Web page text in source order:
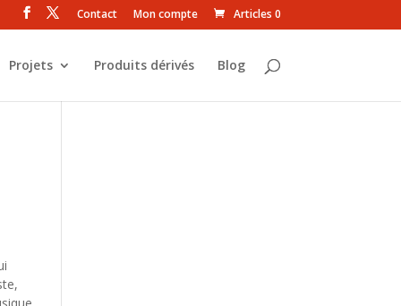
Contact Mon compte Articles 0
Projets Produits dérivés Blog